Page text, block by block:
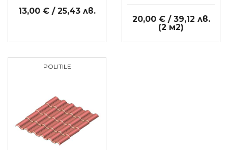
13,00 € / 25,43 лв.
20,00 € / 39,12 лв.
(2 м2)
POLITILE